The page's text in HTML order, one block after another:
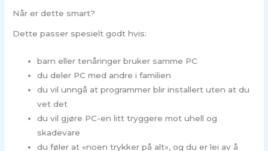
Når er dette smart?
Dette passer spesielt godt hvis:
barn eller tenåringer bruker samme PC
du deler PC med andre i familien
du vil unngå at programmer blir installert uten at du
vet det
du vil gjøre PC-en litt tryggere mot uhell og
skadevare
du føler at «noen trykker på alt», og du er lei av å